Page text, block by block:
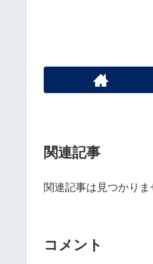
関連記事
関連記事は見つかりま
コメント